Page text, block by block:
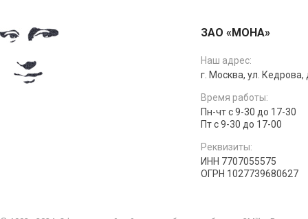
ЗАО «МОНА»
Наш адрес:
г. Москва, ул. Кедрова,
Время работы:
Пн-чт с 9-30 до 17-30
Пт с 9-30 до 17-00
Реквизиты:
ИНН 7707055575
ОГРН 1027739680627